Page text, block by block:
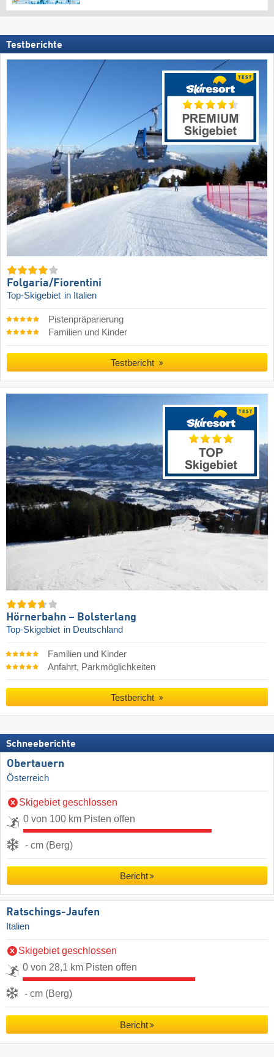
Testberichte
Folgaria/​Fiorentini
Top-Skigebiet in Italien
Pistenpräparierung
Familien und Kinder
Testbericht
Hörnerbahn – Bolsterlang
Top-Skigebiet in Deutschland
Familien und Kinder
Anfahrt, Parkmöglichkeiten
Testbericht
Schneeberichte
Obertauern
Österreich
Skigebiet geschlossen
0 von 100 km Pisten offen
- cm (Berg)
Bericht
Ratschings-Jaufen
Italien
Skigebiet geschlossen
0 von 28,1 km Pisten offen
- cm (Berg)
Bericht